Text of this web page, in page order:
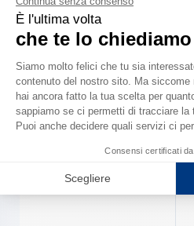
HOLT
Riserva di galleggiamento Holt
43,90 €